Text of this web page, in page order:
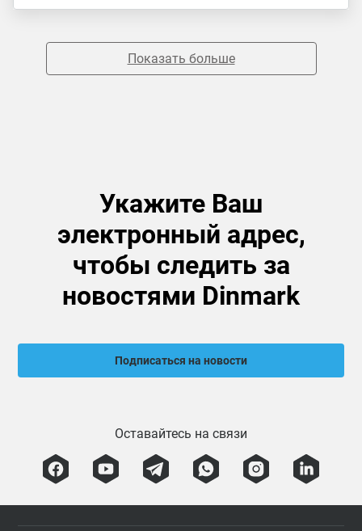
Показать больше
Укажите Ваш
электронный адрес,
чтобы следить за
новостями Dinmark
Подписаться на новости
Оставайтесь на связи